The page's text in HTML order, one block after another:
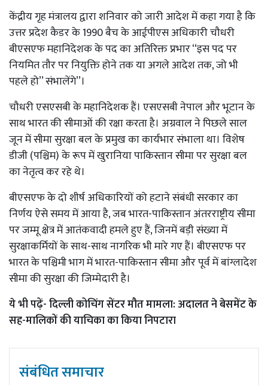
केंद्रीय गृह मंत्रालय द्वारा शनिवार को जारी आदेश में कहा गया है कि
उत्तर प्रदेश कैडर के 1990 बैच के आईपीएस अधिकारी चौधरी
बीएसएफ महानिदेशक के पद का अतिरिक्त प्रभार ‘‘इस पद पर
नियमित तौर पर नियुक्ति होने तक या अगले आदेश तक, जो भी
पहले हो’’ संभालेंगे’’।
चौधरी एसएसबी के महानिदेशक हैं। एसएसबी नेपाल और भूटान के
साथ भारत की सीमाओं की रक्षा करता है। अग्रवाल ने पिछले साल
जून में सीमा सुरक्षा बल के प्रमुख का कार्यभार संभाला था। विशेष
डीजी (पश्चिम) के रूप में खुरानिया पाकिस्तान सीमा पर सुरक्षा बल
का नेतृत्व कर रहे थे।
बीएसएफ के दो शीर्ष अधिकारियों को हटाने संबंधी सरकार का
निर्णय ऐसे समय में आया है, जब भारत-पाकिस्तान अंतरराष्ट्रीय सीमा
पर जम्मू क्षेत्र में आतंकवादी हमले हुए हैं, जिनमें बड़ी संख्या में
सुरक्षाकर्मियों के साथ-साथ नागरिक भी मारे गए हैं। बीएसएफ पर
भारत के पश्चिमी भाग में भारत-पाकिस्तान सीमा और पूर्व में बांग्लादेश
सीमा की सुरक्षा की जिम्मेदारी है।
ये भी पढ़ें-दिल्ली कोचिंग सेंटर मौत मामला: अदालत ने बेसमेंट के
सह-मालिकों की याचिका का किया निपटारा
संबंधित समाचार